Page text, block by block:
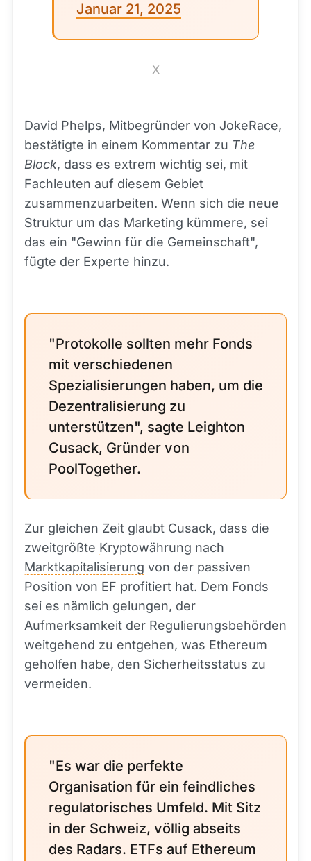
Januar 21, 2025
X
David Phelps, Mitbegründer von JokeRace,
bestätigte in einem Kommentar zu The
Block, dass es extrem wichtig sei, mit
Fachleuten auf diesem Gebiet
zusammenzuarbeiten. Wenn sich die neue
Struktur um das Marketing kümmere, sei
das ein "Gewinn für die Gemeinschaft",
fügte der Experte hinzu.
"Protokolle sollten mehr Fonds
mit verschiedenen
Spezialisierungen haben, um die
Dezentralisierung zu
unterstützen", sagte Leighton
Cusack, Gründer von
PoolTogether.
Zur gleichen Zeit glaubt Cusack, dass die
zweitgrößte Kryptowährung nach
Marktkapitalisierung von der passiven
Position von EF profitiert hat. Dem Fonds
sei es nämlich gelungen, der
Aufmerksamkeit der Regulierungsbehörden
weitgehend zu entgehen, was Ethereum
geholfen habe, den Sicherheitsstatus zu
vermeiden.
"Es war die perfekte
Organisation für ein feindliches
regulatorisches Umfeld. Mit Sitz
in der Schweiz, völlig abseits
des Radars. ETFs auf Ethereum